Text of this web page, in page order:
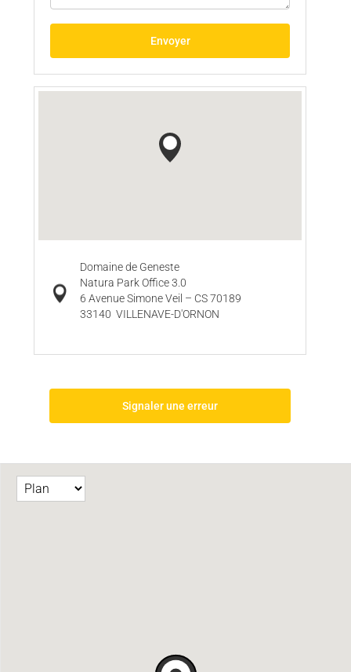
Envoyer
Domaine de Geneste
Natura Park Office 3.0
6 Avenue Simone Veil – CS 70189
33140 VILLENAVE-D'ORNON
Signaler une erreur